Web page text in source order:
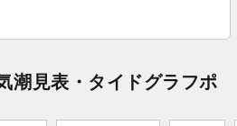
潮見表・タイドグラフポ